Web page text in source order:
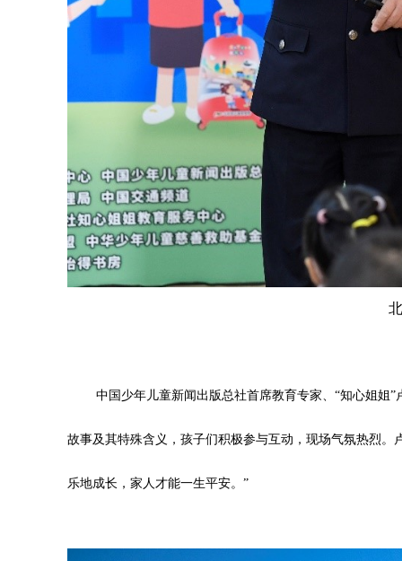
中国少年儿童新闻出版总社首席教育专家、“知心姐姐
故事及其特殊含义，孩子们积极参与互动，现场气氛热烈
乐地成长，家人才能一生平安。”